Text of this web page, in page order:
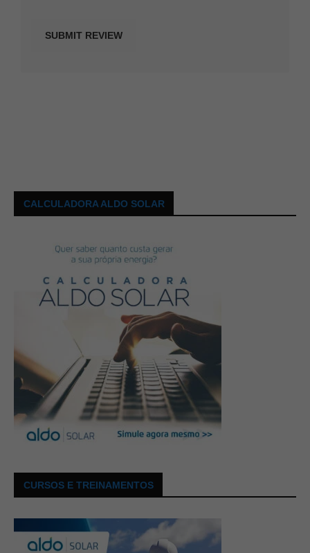
CALCULADORA ALDO SOLAR
CURSOS E TREINAMENTOS